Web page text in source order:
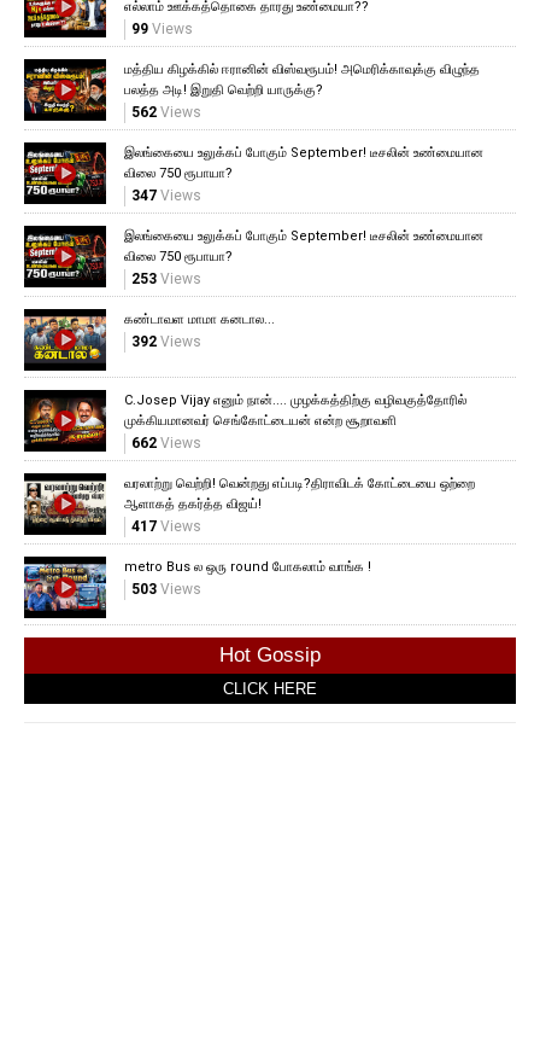
எல்லாம் ஊக்கத்தொகை தாரது உண்மையா??
99Views
மத்திய கிழக்கில் ஈரானின் விஸ்வரூபம்! அமெரிக்காவுக்கு விழுந்த
பலத்த அடி! இறுதி வெற்றி யாருக்கு?
562Views
இலங்கையை உலுக்கப் போகும் September! டீசலின் உண்மையான
விலை 750 ரூபாயா?
347Views
இலங்கையை உலுக்கப் போகும் September! டீசலின் உண்மையான
விலை 750 ரூபாயா?
253Views
கண்டாவள மாமா கனடால...
392Views
C.Josep Vijay எனும் நான்.... முழக்கத்திற்கு வழிவகுத்தோரில்
முக்கியமானவர் செங்கோட்டையன் என்ற சூறாவளி
662Views
வரலாற்று வெற்றி! வென்றது எப்படி?திராவிடக் கோட்டையை ஒற்றை
ஆளாகத் தகர்த்த விஜய்!
417Views
metro Bus ல ஒரு round போகலாம் வாங்க !
503Views
Hot Gossip
CLICK HERE